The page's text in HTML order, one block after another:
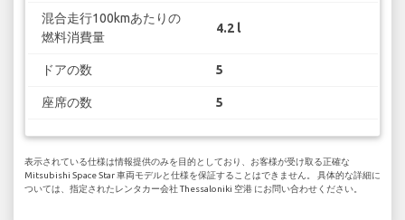
混合走行100kmあたりの
燃料消費量
4.2 l
ドアの数 5
座席の数 5
表示されている仕様は情報提供のみを目的としており、お客様が受け取る正確な
Mitsubishi Space Star 車両モデルと仕様を保証することはできません。 具体的な詳細に
ついては、指定されたレンタカー会社 Thessaloniki 空港 にお問い合わせください。